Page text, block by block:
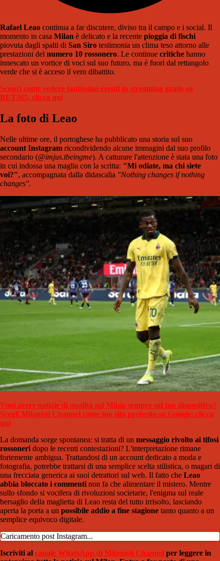
Rafael Leao continua a far discutere, diviso tra il campo e i social. Il
momento in casa Milan è delicato e la recente pioggia di fischi
piovuta dagli spalti di San Siro testimonia un clima teso attorno alle
prestazioni del numero 10 rossonero. Le continue critiche hanno
innescato un vortice di voci sul suo futuro, ma è fuori dal rettangolo
verde che si è acceso il vero dibattito.
Scopri come vedere tantissimi eventi in streaming gratis su
BET365, clicca qui
La foto di Leao
Nelle ultime ore, il portoghese ha pubblicato una storia sul suo
account Instagram ricondividendo alcune immagini dal suo profilo
secondario (@imjus.tbeingme). A catturare l'attenzione è stata una foto
in cui indossa una maglia con la scritta: "Mi odiate, ma chi siete
voi?", accompagnata dalla didascalia "Nothing changes if nothing
changes".
Vuoi avere notizie di qualità sul Milan sempre sul tuo dispositivo?
Scegli Milanisti Channel come tuo sito preferito su Google: clicca
qui
La domanda sorge spontanea: si tratta di un messaggio rivolto ai tifosi
rossoneri dopo le recenti contestazioni? L'interpretazione rimane
fortemente ambigua. Trattandosi di un account dedicato a moda e
fotografia, potrebbe trattarsi di una semplice scelta stilistica, o magari di
una frecciata generica ai suoi detrattori sul web. Il fatto che Leao
abbia bloccato i commenti non fa che alimentare il mistero. Mentre
sullo sfondo si vocifera di rivoluzioni societarie, l'enigma sul reale
bersaglio della maglietta di Leao resta del tutto irrisolto, lasciando
aperta la porta a un possibile addio a fine stagione tanto quanto a un
semplice equivoco digitale.
Caricamento post Instagram...
Iscriviti al canale WhatsApp di Milanisti Channel per leggere in